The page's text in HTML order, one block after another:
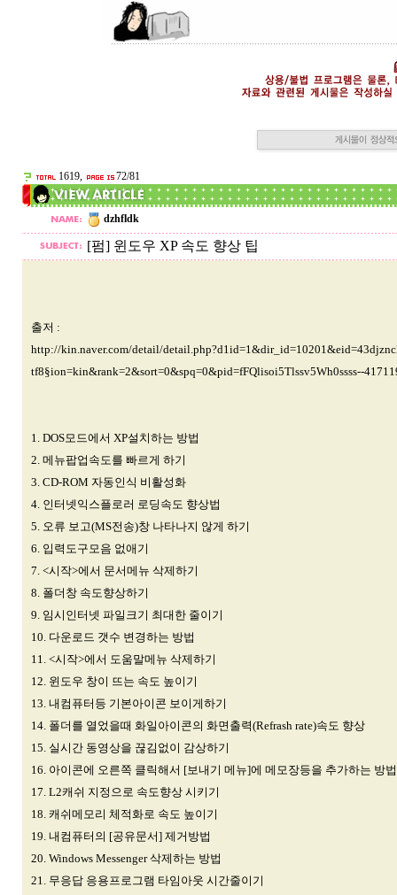
1619, 72/81
dzhfldk
[펌] 윈도우 XP 속도 향상 팁
출저 :
http://kin.naver.com/detail/
tf8§ion=kin&rank=2&sort=0&spq=0&pid=fFQlisoi5Tlssv5Wh0ssss--
1. DOS모드에서 XP설치하는 방법
2. 메뉴팝업속도를 빠르게 하기
3. CD-ROM 자동인식 비활성화
4. 인터넷익스플로러 로딩속도 향상법
5. 오류 보고(MS전송)창 나타나지 않게 하기
6. 입력도구모음 없애기
7. <시작>에서 문서메뉴 삭제하기
8. 폴더창 속도향상하기
9. 임시인터넷 파일크기 최대한 줄이기
10. 다운로드 갯수 변경하는 방법
11. <시작>에서 도움말메뉴 삭제하기
12. 윈도우 창이 뜨는 속도 높이기
13. 내컴퓨터등 기본아이콘 보이게하기
14. 폴더를 열었을때 화일아이콘의 화면출력(Refrash rate)속도 향상
15. 실시간 동영상을 끊김없이 감상하기
16. 아이콘에 오른쪽 클릭해서 [보내기 메뉴]에 메모장등을 추가하는 방법
17. L2캐쉬 지정으로 속도향상 시키기
18. 캐쉬메모리 체적화로 속도 높이기
19. 내컴퓨터의 [공유문서] 제거방법
20. Windows Messenger 삭제하는 방법
21. 무응답 응용프로그램 타임아웃 시간줄이기